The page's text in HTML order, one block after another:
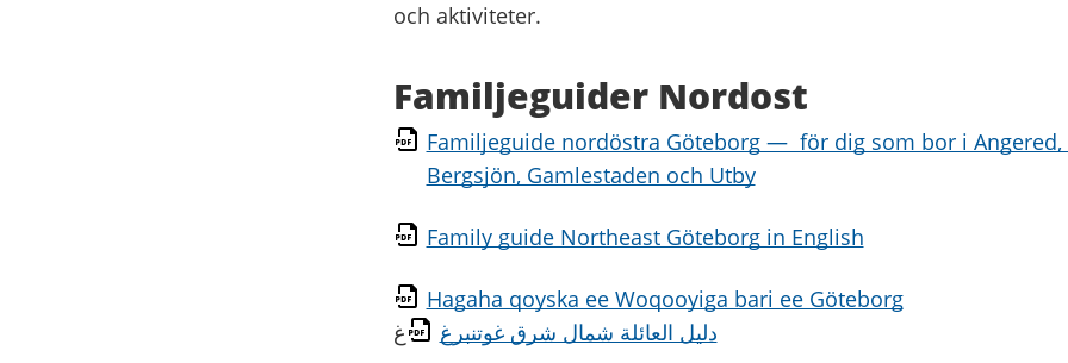
och aktiviteter.
Familjeguider Nordost
Familjeguide nordöstra Göteborg — för dig som bor i Angered,
Bergsjön, Gamlestaden och Utby
Family guide Northeast Göteborg in English
Hagaha qoyska ee Woqooyiga bari ee Göteborg
غ
دليل العائلة شمال شرق غوتنبرغ